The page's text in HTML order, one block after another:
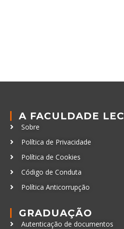
A FACULDADE LEC
Sobre
Política de Privacidade
Política de Cookies
Código de Conduta
Política Anticorrupção
GRADUAÇÃO
Autenticação de documentos